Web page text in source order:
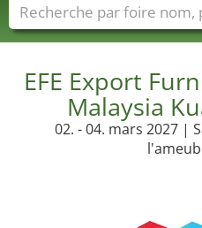
EFE Export
Malaysia
02. - 04. mars 2027 |
Foire noms Pays